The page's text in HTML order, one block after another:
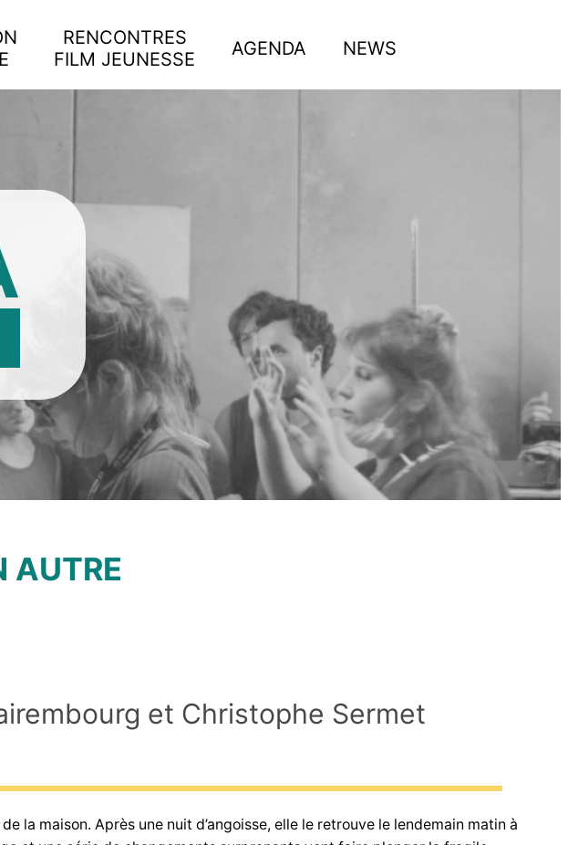
RENCONTRES
FILM JEUNESSE
AGENDA NEWS
AUTRE
et Christophe Sermet
la maison. Après une nuit d’angoisse, elle le retrouve le lendemain matin à